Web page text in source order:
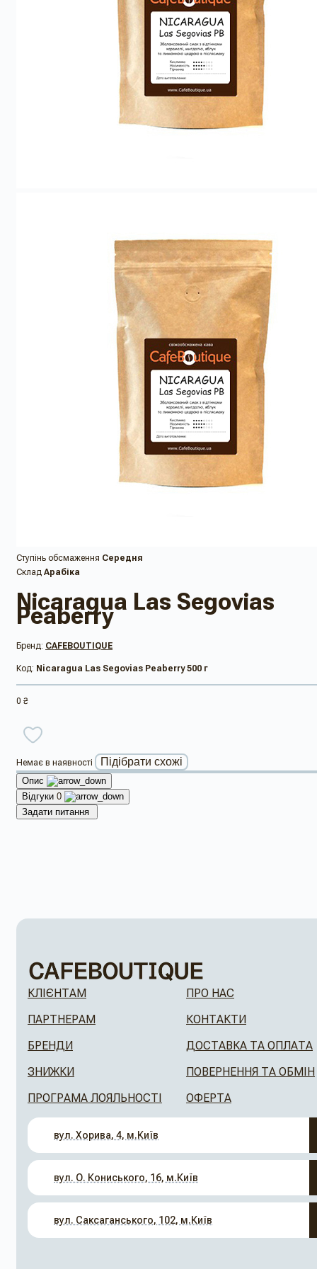
Ступінь обсмаження Середня
Склад Арабіка
Nicaragua Las Segovias
Peaberry
Бренд: CAFEBOUTIQUE
Код: Nicaragua Las Segovias Peaberry 500 г
0 ₴
Немає в наявності Підібрати схожі
Опис
Відгуки 0
Задати питання
КЛІЄНТАМ
ПАРТНЕРАМ
БРЕНДИ
ЗНИЖКИ
ПРОГРАМА ЛОЯЛЬНОСТІ
ПРО НАС
КОНТАКТИ
ДОСТАВКА ТА ОПЛАТА
ПОВЕРНЕННЯ ТА ОБМІН
ОФЕРТА
вул. Хорива, 4, м.Київ
вул. О. Кониського, 16, м.Київ
вул. Саксаганського, 102, м.Київ